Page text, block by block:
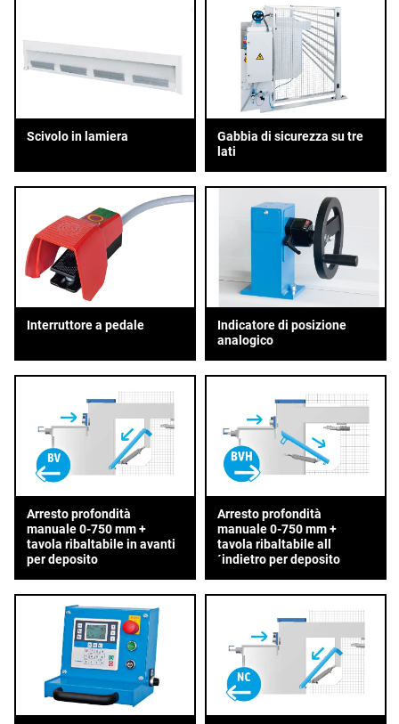
Scivolo in lamiera
Gabbia di sicurezza su tre
lati
Interruttore a pedale
Indicatore di posizione
analogico
Arresto profondità
manuale 0-750 mm +
tavola ribaltabile in avanti
per deposito
Arresto profondità
manuale 0-750 mm +
tavola ribaltabile all
´indietro per deposito